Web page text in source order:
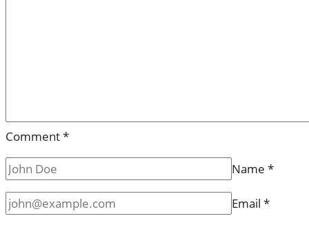
Comment*
Name *
Email *